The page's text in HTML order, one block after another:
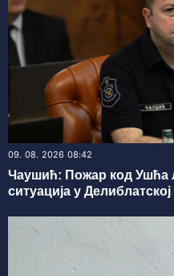
09. 08. 2026 08:42
Чаушић: Пожар код Ушћа
ситуација у